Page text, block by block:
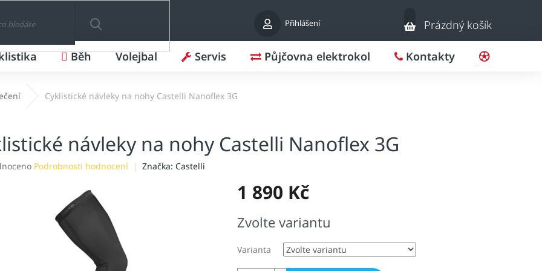
Přihlášení
HLEDAT
Nákupní
košík
Prázdný košík
Běh Volejbal Servis Půjčovna elektrokol Kontakty
Cyklistické návleky na nohy Castelli Nanoflex 3G
návleky na nohy Castelli Nanoflex 3G
Podrobnosti hodnocení Značka: Castelli
1 890 Kč
cena:
Zvolte variantu
Varianta